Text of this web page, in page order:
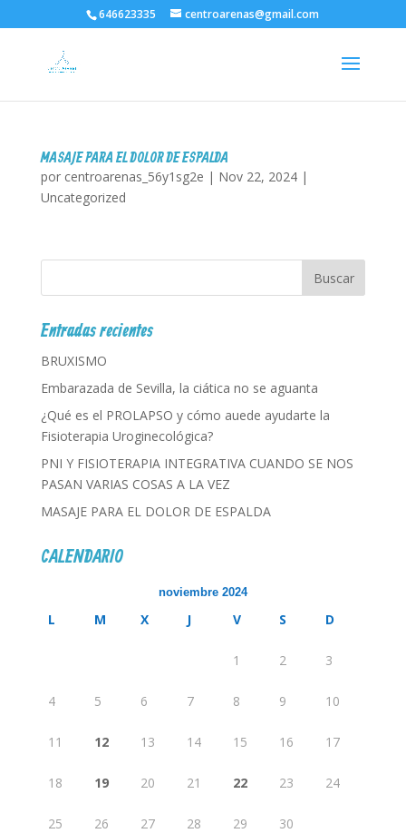
646623335 centroarenas@gmail.com
MASAJE PARA EL DOLOR DE ESPALDA
por centroarenas_56y1sg2e | Nov 22, 2024|
Uncategorized
Entradas recientes
BRUXISMO
Embarazada de Sevilla, la ciática no se aguanta
¿Qué es el PROLAPSO y cómo auede ayudarte la
Fisioterapia Uroginecológica?
PNI Y FISIOTERAPIA INTEGRATIVA CUANDO SE NOS
PASAN VARIAS COSAS A LA VEZ
MASAJE PARA EL DOLOR DE ESPALDA
CALENDARIO
noviembre 2024
L M X J V S D
1 2 3
4 5 6 7 8 9 10
11 12 13 14 15 16 17
18 19 20 21 22 23 24
25 26 27 28 29
30